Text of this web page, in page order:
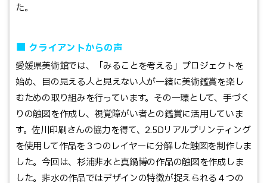
た。
■ クライアントからの声
愛媛県美術館では、「みることを考える」プロジェクトを
始め、目の見える人と見えない人が一緒に美術鑑賞を楽し
むための取り組みを行っています。その一環として、手づく
りの触図を作成し、視覚障がい者との鑑賞に活用していま
す。佐川印刷さんの協力を得て、2.5Dリアルプリンティング
を使用して作品を３つのレイヤーに分解した触図を制作しま
した。今回は、杉浦非水と真鍋博の作品の触図を作成しま
した。非水の作品ではデザインの特徴が捉えられる４つの